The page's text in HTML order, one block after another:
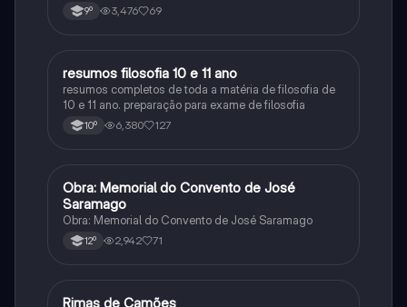
9º 3,476 69
Filosofia
resumos filosofia 10 e 11 ano
resumos completos de toda a matéria de filosofia de
10 e 11 ano. preparação para exame de filosofia
10º 6,380 127
Português
Obra: Memorial do Convento de José
Saramago
Obra: Memorial do Convento de José Saramago
12º 2,942 71
Português
Rimas de Camões